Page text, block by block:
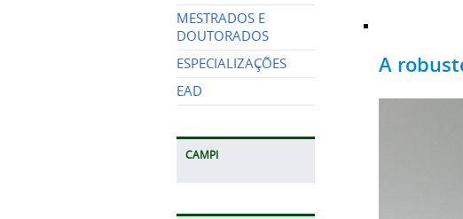
MESTRADOS E
DOUTORADOS
ESPECIALIZAÇÕES
EAD
CAMPI
A